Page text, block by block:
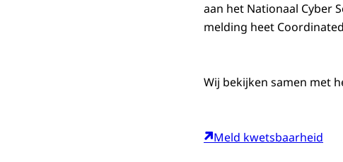
aan het Nationaal Cyber
melding heet
Wij bekijken samen met
Meld kwetsbaarheid